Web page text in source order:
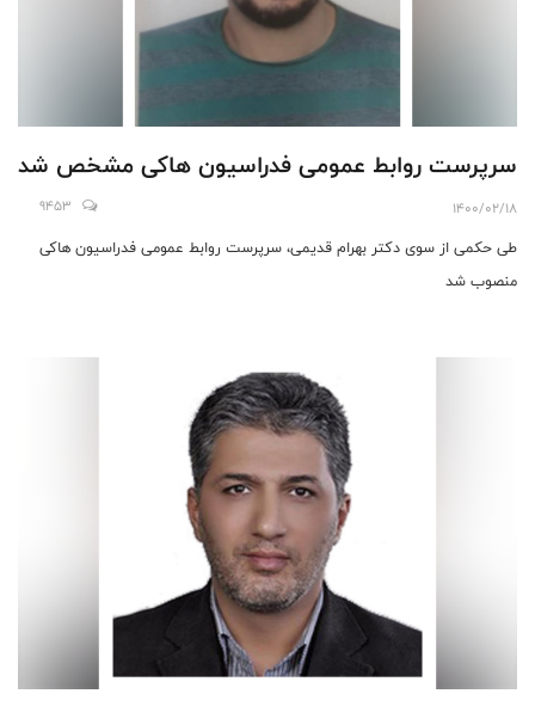
سرپرست روابط عمومی فدراسیون ها‌کی مشخص شد
1400/02/18
9453
طی حکمی از سوی دکتر بهرام قدیمی، سرپرست روابط عمومی فدراسیون ها‌کی
منصوب شد